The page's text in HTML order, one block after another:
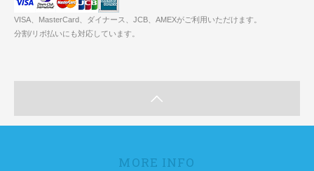
VISA、MasterCard、ダイナース、JCB、AMEXがご利用いただけます。
分割/リボ払いにも対応しています。
MORE INFO